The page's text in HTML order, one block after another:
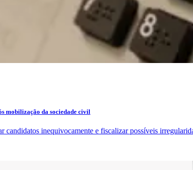
mobilização da sociedade civil
candidatos inequivocamente e fiscalizar possíveis